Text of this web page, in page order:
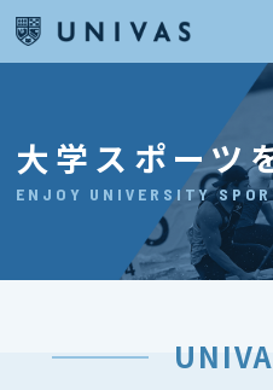
大学スポーツ
ENJOY UNIVERSITY